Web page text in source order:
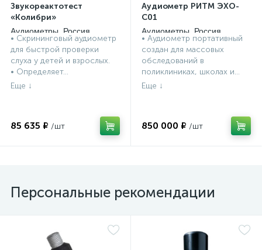
Звукореактотест
«Колибри»
Аудиометры, Россия
• Скрининговый аудиометр
для быстрой проверки
слуха у детей и взрослых.
• Определяет...
85 635 ₽
Аудиометр РИТМ ЭХО-
С01
Аудиометры, Россия
• Аудиометр портативный
создан для массовых
обследований в
поликлиниках, школах и...
850 000 ₽
Персональные рекомендации